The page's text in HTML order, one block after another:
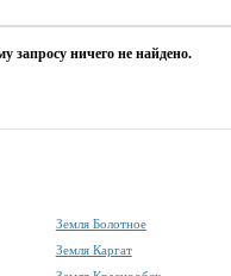
запросу ничего не найдено.
Земля Болотное
Земля Каргат